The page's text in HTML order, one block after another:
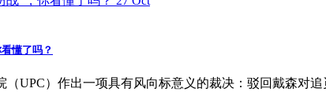
懂了吗？
（UPC）作出一项具有风向标意义的裁决：驳回戴森对